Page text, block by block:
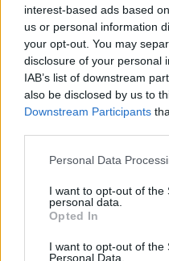
interest-based ads based
us or personal information
your opt-out. You may
disclosure of your personal
IAB’s list of downstream
also be disclosed by us to
Downstream Participants
Please note that this
not limited to your visit or
grant or deny consent to
use your data for below
consent section.
Personal Data
I want to opt-out of the
personal data.
Opted In
I want to opt-out of the
Personal Data.
Τοποθετούμε τις
κατσαρόλα με κρύο
μαγειρεύουμε μέχρι
πατάτες μαλακώσουν
φωτιά και
πουρές. Βάζουμε σε
τριμμένη παρμεζάνα
λείο. Με βρεγμένα
και κάνουμε μια
έναν κύβο ή δύο